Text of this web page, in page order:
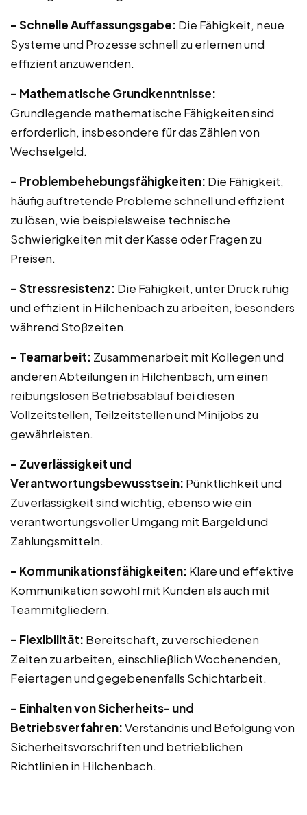
– Schnelle Auffassungsgabe: Die Fähigkeit, neue
Systeme und Prozesse schnell zu erlernen und
effizient anzuwenden.
– Mathematische Grundkenntnisse:
Grundlegende mathematische Fähigkeiten sind
erforderlich, insbesondere für das Zählen von
Wechselgeld.
– Problembehebungsfähigkeiten: Die Fähigkeit,
häufig auftretende Probleme schnell und effizient
zu lösen, wie beispielsweise technische
Schwierigkeiten mit der Kasse oder Fragen zu
Preisen.
– Stressresistenz: Die Fähigkeit, unter Druck ruhig
und effizient in Hilchenbach zu arbeiten, besonders
während Stoßzeiten.
– Teamarbeit: Zusammenarbeit mit Kollegen und
anderen Abteilungen in Hilchenbach, um einen
reibungslosen Betriebsablauf bei diesen
Vollzeitstellen, Teilzeitstellen und Minijobs zu
gewährleisten.
– Zuverlässigkeit und
Verantwortungsbewusstsein: Pünktlichkeit und
Zuverlässigkeit sind wichtig, ebenso wie ein
verantwortungsvoller Umgang mit Bargeld und
Zahlungsmitteln.
– Kommunikationsfähigkeiten: Klare und effektive
Kommunikation sowohl mit Kunden als auch mit
Teammitgliedern.
– Flexibilität: Bereitschaft, zu verschiedenen
Zeiten zu arbeiten, einschließlich Wochenenden,
Feiertagen und gegebenenfalls Schichtarbeit.
– Einhalten von Sicherheits- und
Betriebsverfahren:Verständnis und Befolgung von
Sicherheitsvorschriften und betrieblichen
Richtlinien in Hilchenbach.